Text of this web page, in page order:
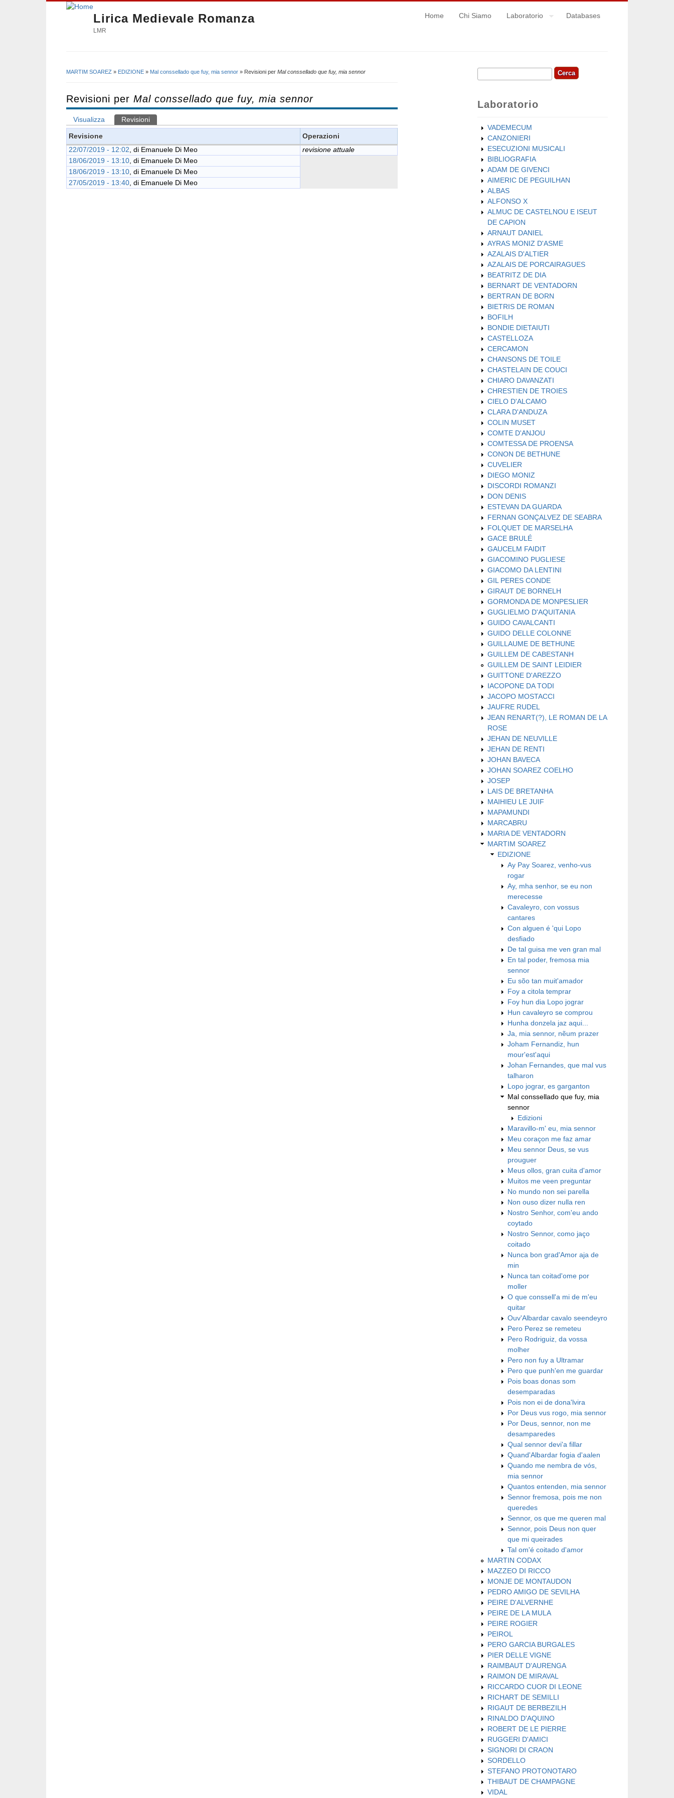
Lirica Medievale Romanza
LMR
Home Chi Siamo Laboratorio Databases
MARTIM SOAREZ » EDIZIONE » Mal conssellado que fuy, mia sennor » Revisioni per Mal conssellado que fuy, mia sennor
Revisioni per Mal conssellado que fuy, mia sennor
Schede primarie
Visualizza Revisioni
Revisione
Operazioni
22/07/2019 - 12:02 , di Emanuele Di Meo
revisione attuale
18/06/2019 - 13:10 , di Emanuele Di Meo
18/06/2019 - 13:10 , di Emanuele Di Meo
27/05/2019 - 13:40 , di Emanuele Di Meo
Form di ricerca
Cerca
Laboratorio
VADEMECUM
CANZONIERI
ESECUZIONI MUSICALI
BIBLIOGRAFIA
ADAM DE GIVENCI
AIMERIC DE PEGUILHAN
ALBAS
ALFONSO X
ALMUC DE CASTELNOU E ISEUT
DE CAPION
ARNAUT DANIEL
AYRAS MONIZ D'ASME
AZALAIS D'ALTIER
AZALAIS DE PORCAIRAGUES
BEATRITZ DE DIA
BERNART DE VENTADORN
BERTRAN DE BORN
BIETRIS DE ROMAN
BOFILH
BONDIE DIETAIUTI
CASTELLOZA
CERCAMON
CHANSONS DE TOILE
CHASTELAIN DE COUCI
CHIARO DAVANZATI
CHRESTIEN DE TROIES
CIELO D'ALCAMO
CLARA D'ANDUZA
COLIN MUSET
COMTE D'ANJOU
COMTESSA DE PROENSA
CONON DE BETHUNE
CUVELIER
DIEGO MONIZ
DISCORDI ROMANZI
DON DENIS
ESTEVAN DA GUARDA
FERNAN GONÇALVEZ DE SEABRA
FOLQUET DE MARSELHA
GACE BRULÉ
GAUCELM FAIDIT
GIACOMINO PUGLIESE
GIACOMO DA LENTINI
GIL PERES CONDE
GIRAUT DE BORNELH
GORMONDA DE MONPESLIER
GUGLIELMO D'AQUITANIA
GUIDO CAVALCANTI
GUIDO DELLE COLONNE
GUILLAUME DE BETHUNE
GUILLEM DE CABESTANH
GUILLEM DE SAINT LEIDIER
GUITTONE D'AREZZO
IACOPONE DA TODI
JACOPO MOSTACCI
JAUFRE RUDEL
JEAN RENART(?), LE ROMAN DE LA
ROSE
JEHAN DE NEUVILLE
JEHAN DE RENTI
JOHAN BAVECA
JOHAN SOAREZ COELHO
JOSEP
LAIS DE BRETANHA
MAIHIEU LE JUIF
MAPAMUNDI
MARCABRU
MARIA DE VENTADORN
MARTIM SOAREZ
EDIZIONE
Ay Pay Soarez, venho-vus
rogar
Ay, mha senhor, se eu non
merecesse
Cavaleyro, con vossus
cantares
Con alguen é 'qui Lopo
desfiado
De tal guisa me ven gran mal
En tal poder, fremosa mia
sennor
Eu sõo tan muit'amador
Foy a citola temprar
Foy hun dia Lopo jograr
Hun cavaleyro se comprou
Hunha donzela jaz aqui...
Ja, mia sennor, nẽum prazer
Joham Fernandiz, hun
mour'est'aqui
Johan Fernandes, que mal vus
talharon
Lopo jograr, es garganton
Mal conssellado que fuy, mia
sennor
Edizioni
Maravillo-m' eu, mia sennor
Meu coraçon me faz amar
Meu sennor Deus, se vus
prouguer
Meus ollos, gran cuita d'amor
Muitos me veen preguntar
No mundo non sei parella
Non ouso dizer nulla ren
Nostro Senhor, com'eu ando
coytado
Nostro Sennor, como jaço
coitado
Nunca bon grad'Amor aja de
min
Nunca tan coitad'ome por
moller
O que conssell'a mi de m'eu
quitar
Ouv'Albardar cavalo seendeyro
Pero Perez se remeteu
Pero Rodriguiz, da vossa
molher
Pero non fuy a Ultramar
Pero que punh'en me guardar
Pois boas donas som
desemparadas
Pois non ei de dona'lvira
Por Deus vus rogo, mia sennor
Por Deus, sennor, non me
desamparedes
Qual sennor devi'a fillar
Quand'Albardar fogia d'aalen
Quando me nembra de vós,
mia sennor
Quantos entenden, mia sennor
Sennor fremosa, pois me non
queredes
Sennor, os que me queren mal
Sennor, pois Deus non quer
que mi queirades
Tal om'é coitado d'amor
MARTIN CODAX
MAZZEO DI RICCO
MONJE DE MONTAUDON
PEDRO AMIGO DE SEVILHA
PEIRE D'ALVERNHE
PEIRE DE LA MULA
PEIRE ROGIER
PEIROL
PERO GARCIA BURGALES
PIER DELLE VIGNE
RAIMBAUT D'AURENGA
RAIMON DE MIRAVAL
RICCARDO CUOR DI LEONE
RICHART DE SEMILLI
RIGAUT DE BERBEZILH
RINALDO D'AQUINO
ROBERT DE LE PIERRE
RUGGERI D'AMICI
SIGNORI DI CRAON
SORDELLO
STEFANO PROTONOTARO
THIBAUT DE CHAMPAGNE
VIDAL